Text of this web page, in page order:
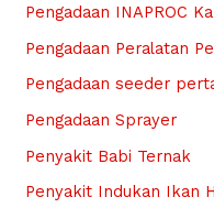
Pengadaan INAPROC
Pengadaan Peralatan
Pengadaan seeder
Pengadaan Sprayer
Penyakit Babi Ternak
Penyakit Indukan Ikan